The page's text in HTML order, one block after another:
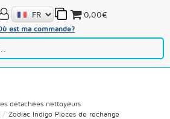
est ma commande?
0,00€
détachées nettoyeurs
Zodiac Indigo Pièces de rechange